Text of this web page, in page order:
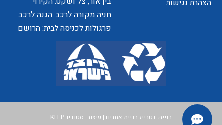
האתר
הצהרת נגישות
כאלמנט מעצב בחוויית המרחב
חניה מקורה לרכב: הגנה לרכב
ושדרוג לבית
פרגולות לכניסה לבית: הרושם
בנייה: נטרייז בניית אתרים | עיצוב: סטודיו KEEP